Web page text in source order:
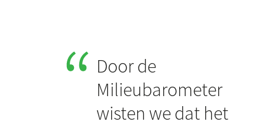
Door de
Milieubarometer
wisten we dat het